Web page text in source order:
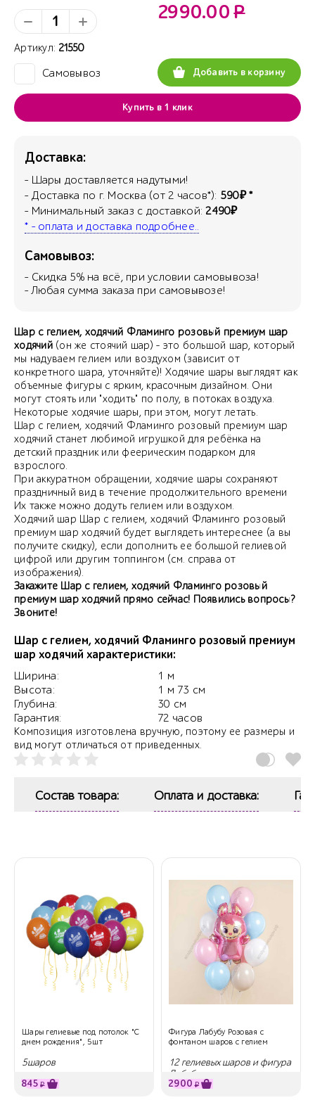
Артикул: 21550
Самовывоз
2990.00Р
Добавить в корзину
Купить в 1 клик
Доставка:
- Шары доставляется надутыми!
- Доставка по г. Москва (от 2 часов*): 590₽ *
- Минимальный заказ с доставкой:2490₽
* - оплата и доставка подробнее..
Самовывоз:
- Скидка 5% на всё, при условии самовывоза!
- Любая сумма заказа при самовывозе!
Шар с гелием, ходячий Фламинго розовый премиум шар
ходячий(он же стоячий шар) - это большой шар, который
мы надуваем гелием или воздухом (зависит от
конкретного шара, уточняйте)! Ходячие шары выглядят как
объемные фигуры с ярким, красочным дизайном. Они
могут стоять или "ходить" по полу, в потоках воздуха.
Некоторые ходячие шары, при этом, могут летать.
Шар с гелием, ходячий Фламинго розовый премиум шар
ходячий станет любимой игрушкой для ребёнка на
детский праздник или феерическим подарком для
взрослого.
При аккуратном обращении, ходячие шары сохраняют
праздничный вид в течение продолжительного времени
Их также можно додуть гелием или воздухом.
Ходячий шар Шар с гелием, ходячий Фламинго розовый
премиум шар ходячий будет выглядеть интереснее (а вы
получите скидку), если дополнить ее большой гелиевой
цифрой или другим топпингом (см. справа от
изображения).
Закажите Шар с гелием, ходячий Фламинго розовый
премиум шар ходячий прямо сейчас! Появились вопросы?
Звоните!
Шар с гелием, ходячий Фламинго розовый премиум
шар ходячий характеристики:
Ширина:
Высота:
Глубина:
Гарантия:
1 м
1 м 73 см
30 см
72 часов
Композиция изготовлена вручную, поэтому ее размеры и
вид могут отличаться от приведенных.
Состав товара: Оплата и доставка:
Шары гелиевые под потолок "С
днем рождения", 5шт
5шаров
845 ₽
Фигура Лабубу Розовая с
фонтаном шаров с гелием
12 гелиевых шаров и фигура
Лабубу
2900 ₽